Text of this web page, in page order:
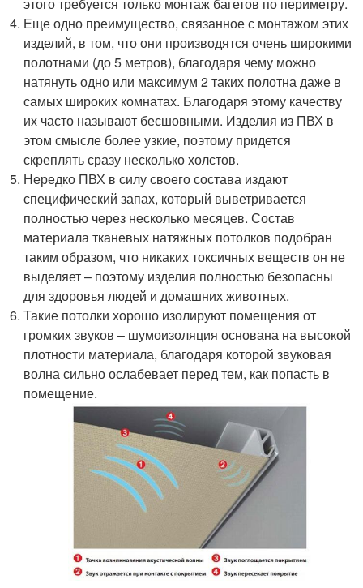
этого требуется только монтаж багетов по периметру.
Еще одно преимущество, связанное с монтажом этих
изделий, в том, что они производятся очень широкими
полотнами (до 5 метров), благодаря чему можно
натянуть одно или максимум 2 таких полотна даже в
самых широких комнатах. Благодаря этому качеству
их часто называют бесшовными. Изделия из ПВХ в
этом смысле более узкие, поэтому придется
скреплять сразу несколько холстов.
Нередко ПВХ в силу своего состава издают
специфический запах, который выветривается
полностью через несколько месяцев. Состав
материала тканевых натяжных потолков подобран
таким образом, что никаких токсичных веществ он не
выделяет – поэтому изделия полностью безопасны
для здоровья людей и домашних животных.
Такие потолки хорошо изолируют помещения от
громких звуков – шумоизоляция основана на высокой
плотности материала, благодаря которой звуковая
волна сильно ослабевает перед тем, как попасть в
помещение.